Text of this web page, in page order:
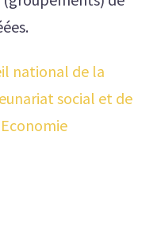
national de la
social et de